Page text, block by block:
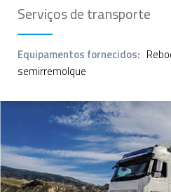
Serviços de transporte
Equipamentos fornecidos:
semirremolque